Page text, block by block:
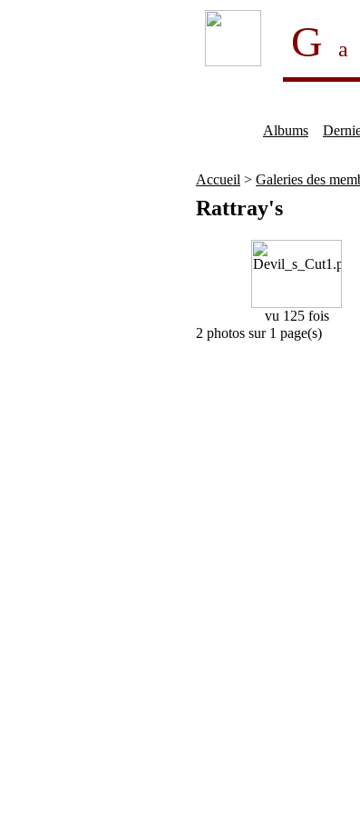
G
Albums
Accueil > Galeries des
Rattray's
vu 125 fois
2 photos sur 1 page(s)